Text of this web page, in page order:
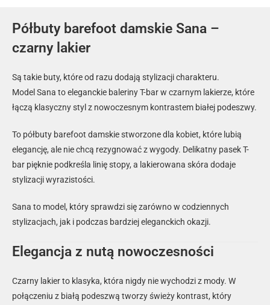
Półbuty barefoot damskie Sana –
czarny lakier
Są takie buty, które od razu dodają stylizacji charakteru.
Model Sana to eleganckie baleriny T-bar w czarnym lakierze, które
łączą klasyczny styl z nowoczesnym kontrastem białej podeszwy.
To półbuty barefoot damskie stworzone dla kobiet, które lubią
elegancję, ale nie chcą rezygnować z wygody. Delikatny pasek T-
bar pięknie podkreśla linię stopy, a lakierowana skóra dodaje
stylizacji wyrazistości.
Sana to model, który sprawdzi się zarówno w codziennych
stylizacjach, jak i podczas bardziej eleganckich okazji.
Elegancja z nutą nowoczesności
Czarny lakier to klasyka, która nigdy nie wychodzi z mody. W
połączeniu z białą podeszwą tworzy świeży kontrast, który